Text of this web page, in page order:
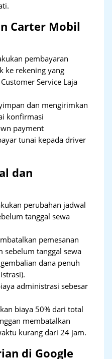
Carter Mobil
pembayaran
ke rekening yang
Service Laja
dan mengirimkan
konfirmasi
payment
tunai kepada driver
dan
perubahan jadwal
tanggal sewa
pemesanan
sebelum tanggal sewa
dana penuh
administrasi sebesar
biaya 50% dari total
membatalkan
kurang dari 24 jam.
di Google